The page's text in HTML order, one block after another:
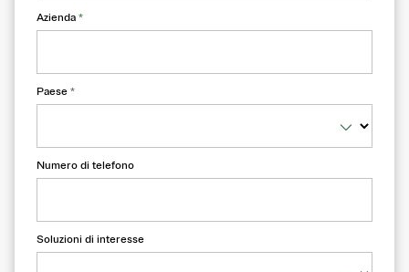
Azienda *
Paese *
Numero di telefono
Soluzioni di interesse